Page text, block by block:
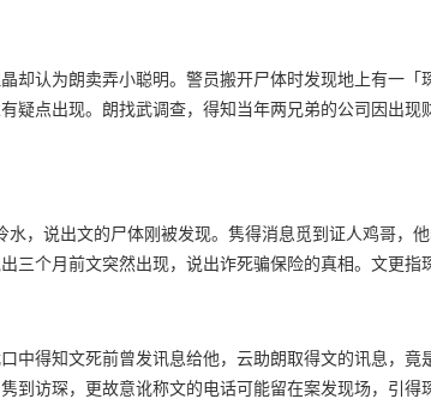
却认为朗卖弄小聪明。警员搬开尸体时发现地上有一「
疑点出现。朗找武调查，得知当年两兄弟的公司因出现
，说出文的尸体刚被发现。隽得消息觅到证人鸡哥，
三个月前文突然出现，说出诈死骗保险的真相。文更指
中得知文死前曾发讯息给他，云助朗取得文的讯息，竟
到访琛，更故意讹称文的电话可能留在案发现场，引